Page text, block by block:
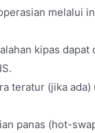
melalui
kipas dapat
teratur (jika
panas (hot-